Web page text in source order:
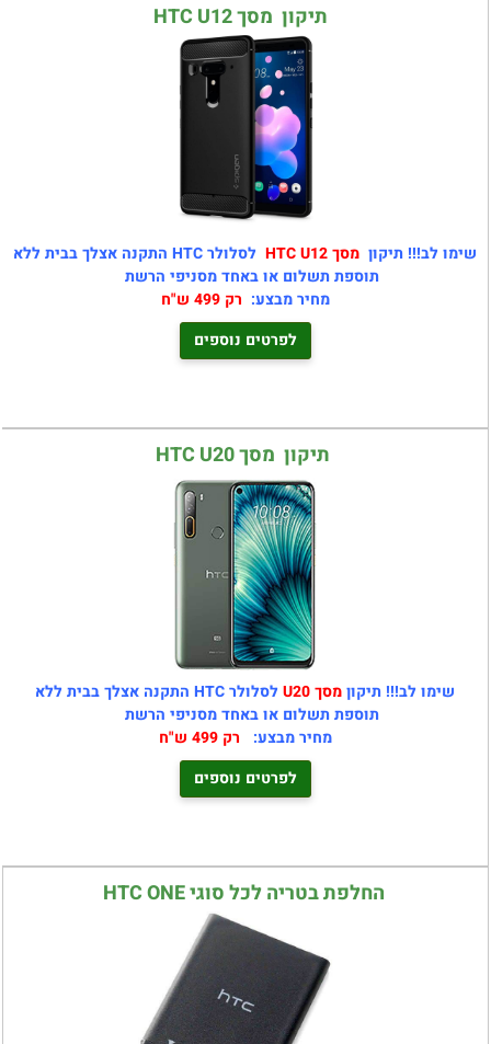
תיקון מסך HTC U12
שימו לב!!! תיקון מסך HTC U12
לסלולר HTC התקנה אצלך בבית ללא
תוספת תשלום או באחד מסניפי הרשת
מחיר מבצע: רק 499 ש"ח
לפרטים נוספים
תיקון מסך HTC U20
שימו לב!!! תיקוןמסך U20
לסלולר HTC התקנה אצלך בבית ללא
תוספת תשלום או באחד מסניפי הרשת
מחיר מבצע: רק 499 ש"ח
לפרטים נוספים
החלפת בטריה לכל סוגי HTC ONE